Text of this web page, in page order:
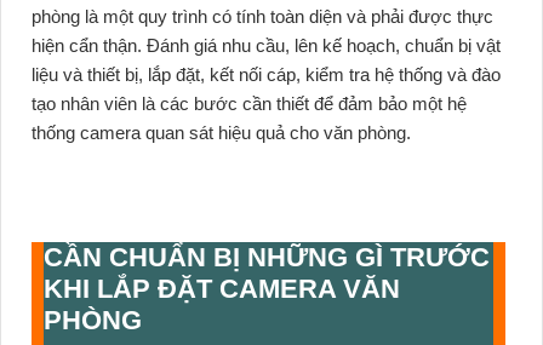
phòng là một quy trình có tính toàn diện và phải được thực
hiện cẩn thận. Đánh giá nhu cầu, lên kế hoạch, chuẩn bị vật
liệu và thiết bị, lắp đặt, kết nối cáp, kiểm tra hệ thống và đào
tạo nhân viên là các bước cần thiết để đảm bảo một hệ
thống camera quan sát hiệu quả cho văn phòng.
CẦN CHUẨN BỊ NHỮNG GÌ TRƯỚC
KHI LẮP ĐẶT CAMERA VĂN
PHÒNG